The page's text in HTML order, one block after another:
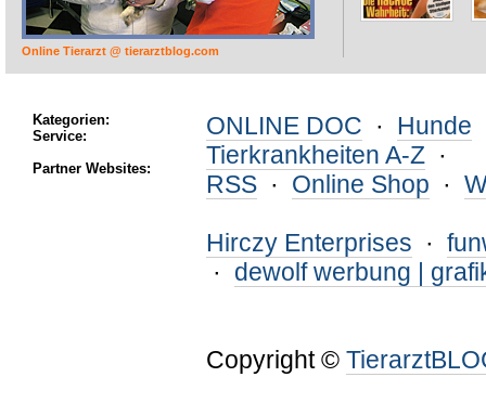
Online Tierarzt @ tierarztblog.com
Kategorien:
Service:
Partner Websites:
ONLINE DOC · Hunde
Tierkrankheiten A-Z ·
RSS · Online Shop ·
Hirczy Enterprises ·
· dewolf werbung |
Copyright ©